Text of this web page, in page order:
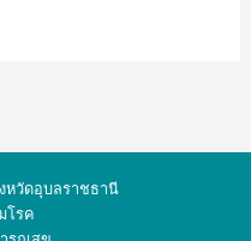
หวัดอุบลราชธานี
โรค